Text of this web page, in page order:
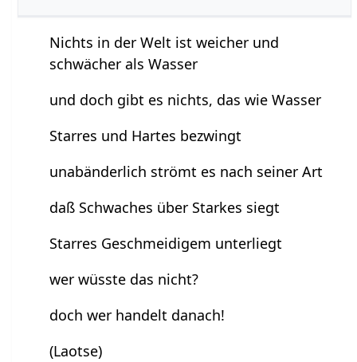
Nichts in der Welt ist weicher und
schwächer als Wasser
und doch gibt es nichts, das wie Wasser
Starres und Hartes bezwingt
unabänderlich strömt es nach seiner Art
daß Schwaches über Starkes siegt
Starres Geschmeidigem unterliegt
wer wüsste das nicht?
doch wer handelt danach!
(Laotse)